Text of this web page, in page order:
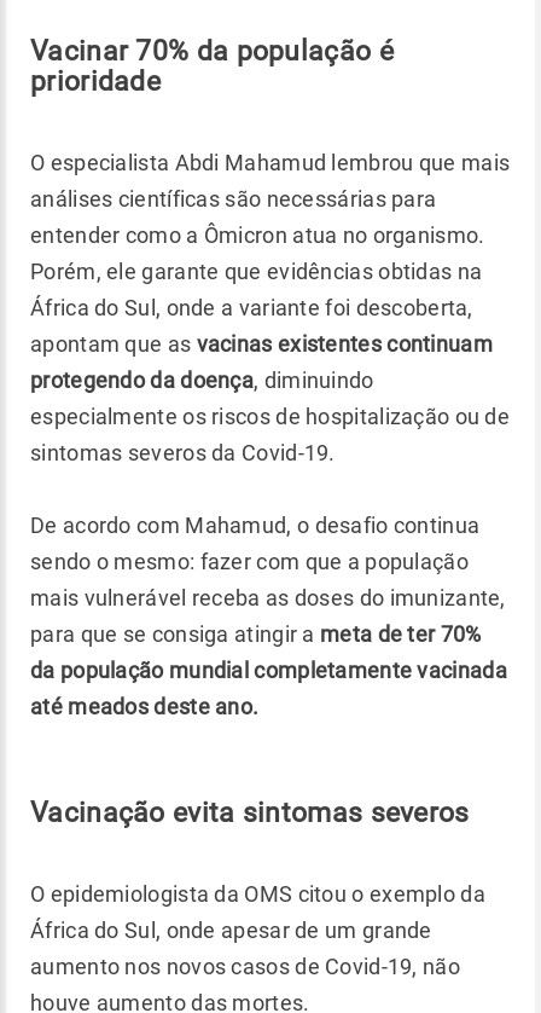
Vacinar 70% da população é
prioridade
O especialista Abdi Mahamud lembrou que mais
análises científicas são necessárias para
entender como a Ômicron atua no organismo.
Porém, ele garante que evidências obtidas na
África do Sul, onde a variante foi descoberta,
apontam que as vacinas existentes continuam
protegendo da doença, diminuindo
especialmente os riscos de hospitalização ou de
sintomas severos da Covid-19.
De acordo com Mahamud, o desafio continua
sendo o mesmo: fazer com que a população
mais vulnerável receba as doses do imunizante,
para que se consiga atingir a meta de ter 70%
da população mundial completamente vacinada
até meados deste ano.
Vacinação evita sintomas severos
O epidemiologista da OMS citou o exemplo da
África do Sul, onde apesar de um grande
aumento nos novos casos de Covid-19, não
houve aumento das mortes.